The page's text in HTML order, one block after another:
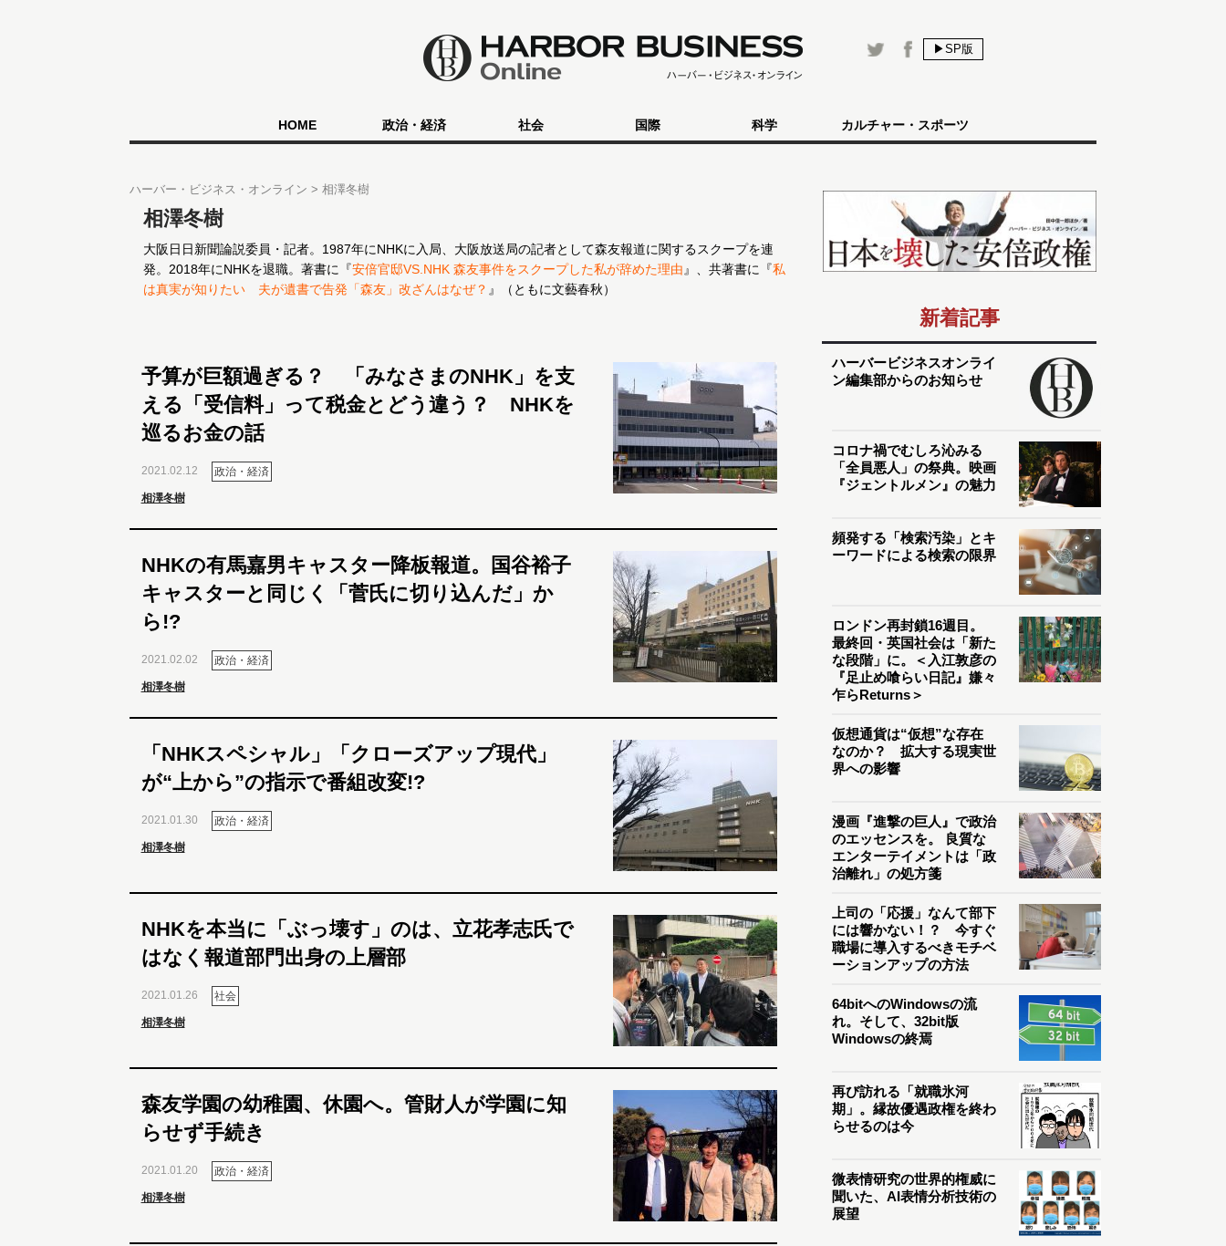
▶SP版
HOME 政治・経済 社会 国際 科学 カルチャー・スポーツ
ハーバー・ビジネス・オンライン 相澤冬樹
相澤冬樹
大阪日日新聞論説委員・記者。1987年にNHKに入局、大阪放送局の記者として森友報道に関するスクープを連
発。2018年にNHKを退職。著書に『安倍官邸VS.NHK 森友事件をスクープした私が辞めた理由 』、共著書に『私
は真実が知りたい 夫が遺書で告発「森友」改ざんはなぜ？ 』（ともに文藝春秋）
予算が巨額過ぎる？ 「みなさまのNHK」を支
える「受信料」って税金とどう違う？ NHKを
巡るお金の話
2021.02.12 政治・経済
相澤冬樹
NHKの有馬嘉男キャスター降板報道。国谷裕子
キャスターと同じく「菅氏に切り込んだ」か
ら!?
2021.02.02 政治・経済
相澤冬樹
「NHKスペシャル」「クローズアップ現代」
が“上から”の指示で番組改変!?
2021.01.30 政治・経済
相澤冬樹
NHKを本当に「ぶっ壊す」のは、立花孝志氏で
はなく報道部門出身の上層部
2021.01.26 社会
相澤冬樹
森友学園の幼稚園、休園へ。管財人が学園に知
らせず手続き
2021.01.20 政治・経済
相澤冬樹
新着記事
ハーバービジネスオンライ
ン編集部からのお知らせ
コロナ禍でむしろ沁みる
「全員悪人」の祭典。映画
『ジェントルメン』の魅力
頻発する「検索汚染」とキ
ーワードによる検索の限界
ロンドン再封鎖16週目。
最終回・英国社会は「新た
な段階」に。＜入江敦彦の
『足止め喰らい日記』嫌々
乍らReturns＞
仮想通貨は“仮想”な存在
なのか？ 拡大する現実世
界への影響
漫画『進撃の巨人』で政治
のエッセンスを。 良質な
エンターテイメントは「政
治離れ」の処方箋
上司の「応援」なんて部下
には響かない！？ 今すぐ
職場に導入するべきモチベ
ーションアップの方法
64bitへのWindowsの流
れ。そして、32bit版
Windowsの終焉
再び訪れる「就職氷河
期」。縁故優遇政権を終わ
らせるのは今
微表情研究の世界的権威に
聞いた、AI表情分析技術の
展望